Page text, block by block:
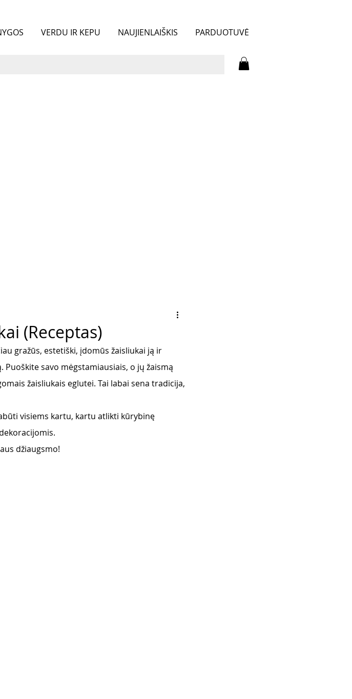
VERDU IR KEPU NAUJIENLAIŠKIS PARDUOTUVĖ
(Receptas)
gražūs, estetiški, įdomūs žaisliukai ją ir
savo mėgstamiausiais, o jų žaismą
žaisliukais eglutei. Tai labai sena tradicija,
visiems kartu, kartu atlikti kūrybinę
džiaugsmo!